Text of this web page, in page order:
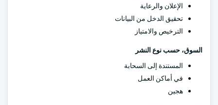
الإعلان والرعاية
تحقيق الدخل من البيانات
الترخيص والامتياز
السوق، حسب نوع النشر
المستندة إلى السحابة
في أماكن العمل
هجين